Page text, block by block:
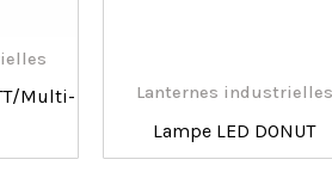
Multi-
Lanternes industrielles
Lampe LED DONUT